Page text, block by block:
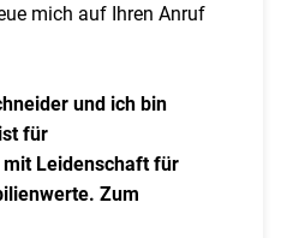
mich auf Ihren Anruf
und ich bin
für
Leidenschaft für
Zum